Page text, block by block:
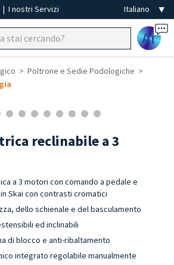
| I nostri Servizi
Ai
Poltrone e Sedie Podologiche
reclinabile a 3
a 3 motori con comando a pedale e
Skai con contrasti cromatici
dello schienale e del basculamento
ed inclinabili
di blocco e anti-ribaltamento
integrato regolabile manualmente